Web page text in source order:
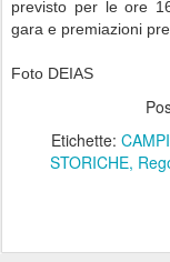
previsto per le ore
gara e premiazioni
Foto DEIAS
Etichette:
STORICHE